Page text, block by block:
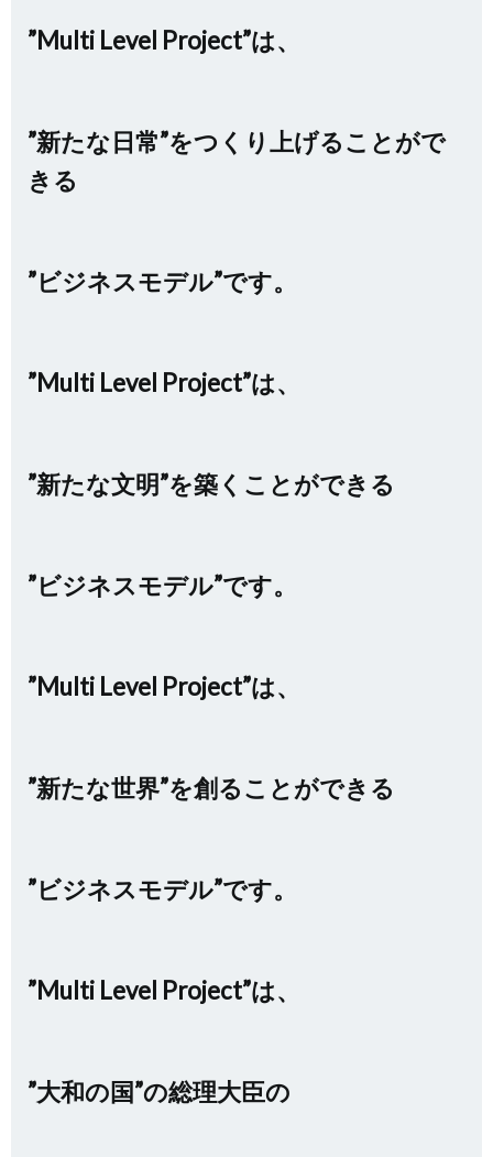
”Multi Level Project”は、
”新たな日常”をつくり上げることがで
きる
”ビジネスモデル”です。
”Multi Level Project”は、
”新たな文明”を築くことができる
”ビジネスモデル”です。
”Multi Level Project”は、
”新たな世界”を創ることができる
”ビジネスモデル”です。
”Multi Level Project”は、
”大和の国”の総理大臣の